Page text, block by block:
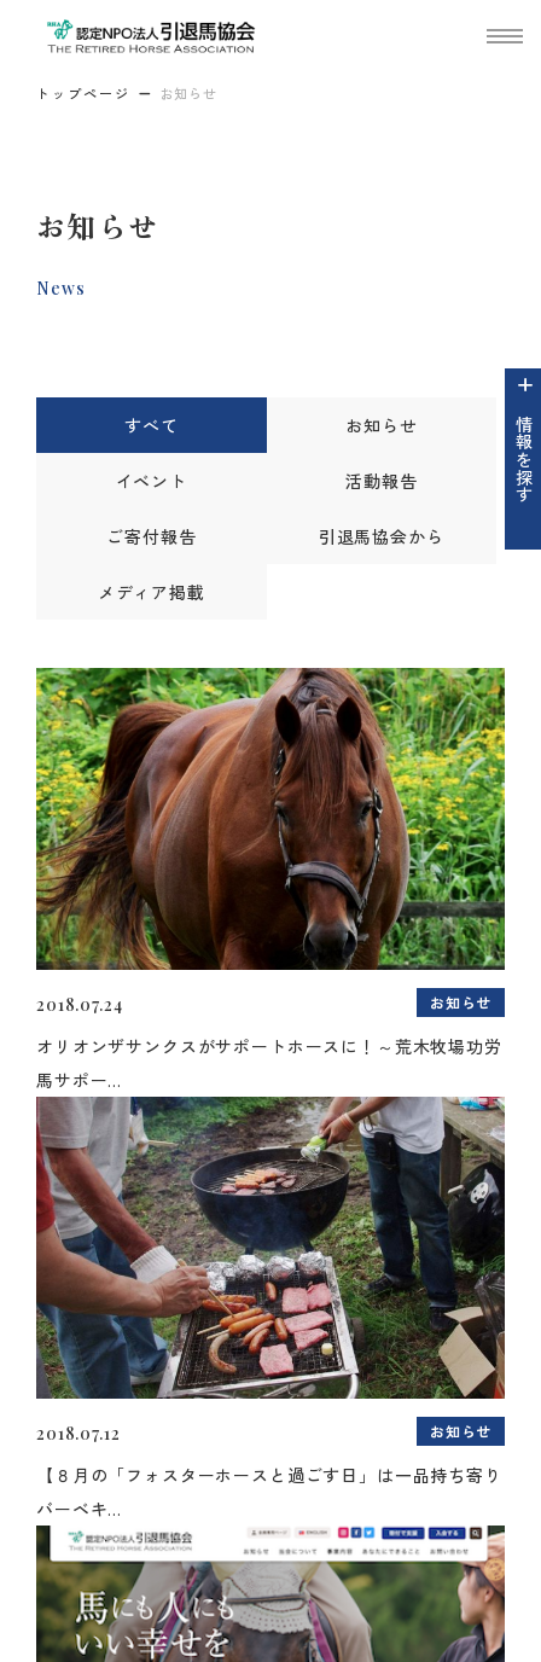
トップページ お知らせ
お知らせ
News
情報を探す
すべて お知らせ
イベント 活動報告
ご寄付報告 引退馬協会から
メディア掲載
2018.07.24 お知らせ
オリオンザサンクスがサポートホースに！～荒木牧場功労
馬サポー...
2018.07.12 お知らせ
【８月の「フォスターホースと過ごす日」は一品持ち寄り
バーベキ...